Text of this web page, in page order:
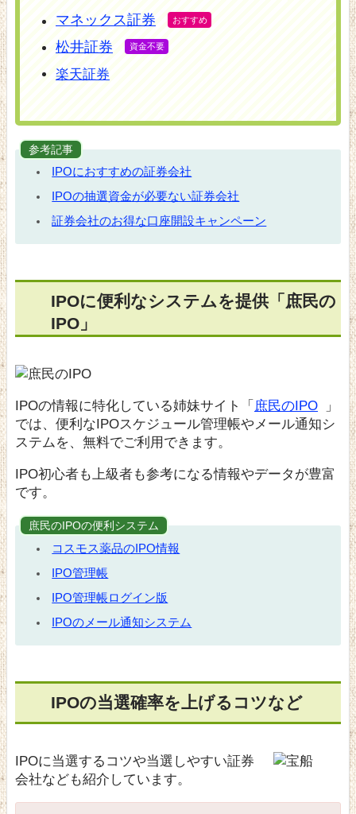
マネックス証券
松井証券
楽天証券
参考記事
IPOにおすすめの証券会社
IPOの抽選資金が必要ない証券会社
証券会社のお得な口座開設キャンペーン
IPOに便利なシステムを提供「庶民の
IPO」
IPOの情報に特化している姉妹サイト「 庶民のIPO
」
では、便利なIPOスケジュール管理帳やメール通知シ
ステムを、無料でご利用できます。
IPO初心者も上級者も参考になる情報やデータが豊富
です。
庶民のIPOの便利システム
コスモス薬品のIPO情報
IPO管理帳
IPO管理帳ログイン版
IPOのメール通知システム
IPOの当選確率を上げるコツなど
IPOに当選するコツや当選しやすい証券
会社なども紹介しています。